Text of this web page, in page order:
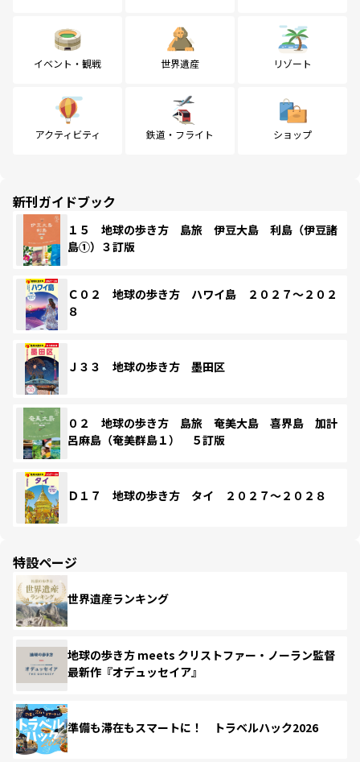
イベント・観戦 世界遺産 リゾート
アクティビティ 鉄道・フライト ショップ
新刊ガイドブック
１５ 地球の歩き方 島旅 伊豆大島 利島（伊豆諸
島①）３訂版
Ｃ０２ 地球の歩き方 ハワイ島 ２０２７～２０２
８
Ｊ３３ 地球の歩き方 墨田区
０２ 地球の歩き方 島旅 奄美大島 喜界島 加計
呂麻島（奄美群島１） ５訂版
Ｄ１７ 地球の歩き方 タイ ２０２７～２０２８
特設ページ
世界遺産ランキング
地球の歩き方 meets クリストファー・ノーラン監督
最新作『オデュッセイア』
準備も滞在もスマートに！ トラベルハック2026